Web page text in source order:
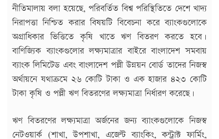
নীতিমালায় বলা হয়েছে, পরিবর্তিত বিশ্ব পরিস্থিতিতে দেশে খাদ্য
নিরাপত্তা নিশ্চিত করার বিষয়টি বিবেচনা করে ব্যাংকগুলোকে
অগ্রাধিকার ভিত্তিতে কৃষি খাতে ঋণ বিতরণ করতে হবে।
বাণিজ্যিক ব্যাংকগুলোর লক্ষ্যমাত্রার বাইরে বাংলাদেশ সমবায়
ব্যাংক লিমিটেড এবং বাংলাদেশ পল্লী উন্নয়ন বোর্ড তাদের নিজস্ব
অর্থায়নে যথাক্রমে ২৬ কোটি টাকা ও এক হাজার ৪২৩ কোটি
টাকা কৃষি ও পল্লী ঋণ বিতরণের লক্ষ্যমাত্রা নির্ধারণ করেছে।
ঋণ বিতরণের লক্ষ্যমাত্রা অর্জনের জন্য ব্যাংকগুলোকে নিজস্ব
নেটওয়ার্ক (শাখা, উপশাখা, এজেন্ট ব্যাংকিং, কন্ট্রাক্ট ফার্মিং,